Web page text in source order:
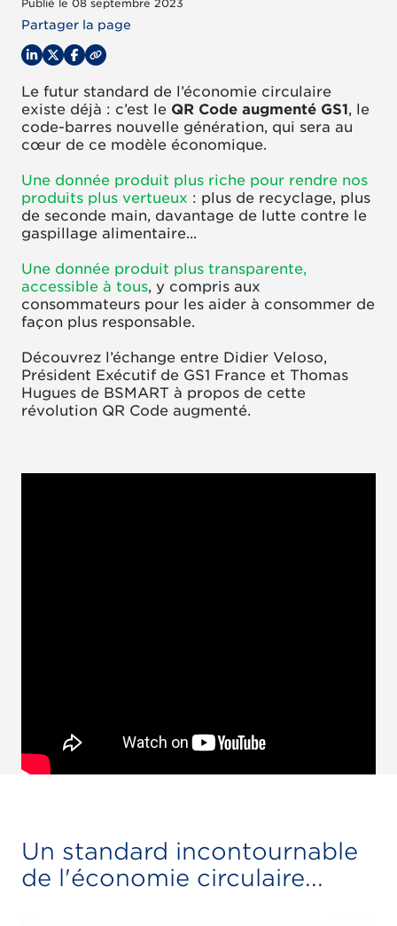
Publié le 08 septembre 2023
Partager la page
Le futur standard de l’économie circulaire
existe déjà : c’est le QR Code augmenté GS1, le
code-barres nouvelle génération, qui sera au
cœur de ce modèle économique.
Une donnée produit plus riche pour rendre nos
produits plus vertueux : plus de recyclage, plus
de seconde main, davantage de lutte contre le
gaspillage alimentaire...
Une donnée produit plus transparente,
accessible à tous, y compris aux
consommateurs pour les aider à consommer de
façon plus responsable.
Découvrez l’échange entre Didier Veloso,
Président Exécutif de GS1 France et Thomas
Hugues de BSMART à propos de cette
révolution QR Code augmenté.
Un standard incontournable
de l'économie circulaire...